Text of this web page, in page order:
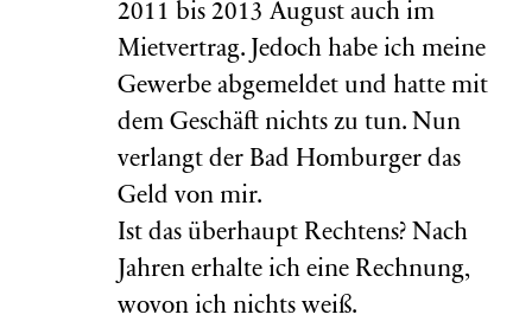
2011 bis 2013 August auch im
Mietvertrag. Jedoch habe ich meine
Gewerbe abgemeldet und hatte mit
dem Geschäft nichts zu tun. Nun
verlangt der Bad Homburger das
Geld von mir.
Ist das überhaupt Rechtens? Nach
Jahren erhalte ich eine Rechnung,
wovon ich nichts weiß.